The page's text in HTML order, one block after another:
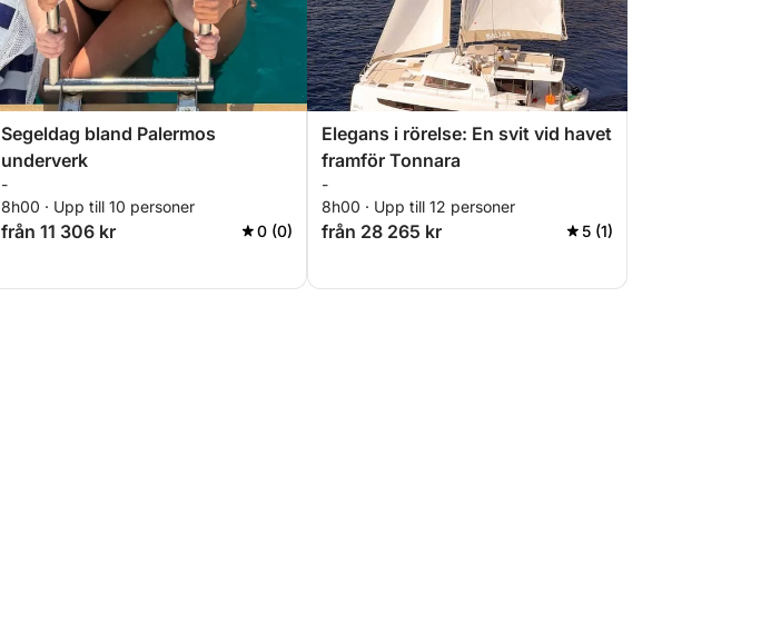
Segeldag bland Palermos
underverk
-
8h00 · Upp till 10 personer
från 11 306 kr 0 (0)
Elegans i rörelse: En svit vid havet
framför Tonnara
-
8h00 · Upp till 12 personer
från 28 265 kr 5 (1)